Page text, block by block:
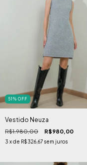
51 % OFF
Vestido Neuza
R$1.980,00 R$980,00
3 x de R$326,67 sem juros